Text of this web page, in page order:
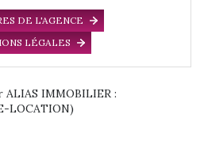
DE L'AGENCE
LÉGALES
IMMOBILIER :
LOCATION)